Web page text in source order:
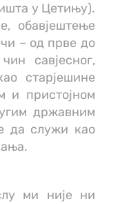
у Цетињу).
обавјештење
– од прве до
савјесног,
старјешине
и пристојном
државним
да служи као
ми није ни